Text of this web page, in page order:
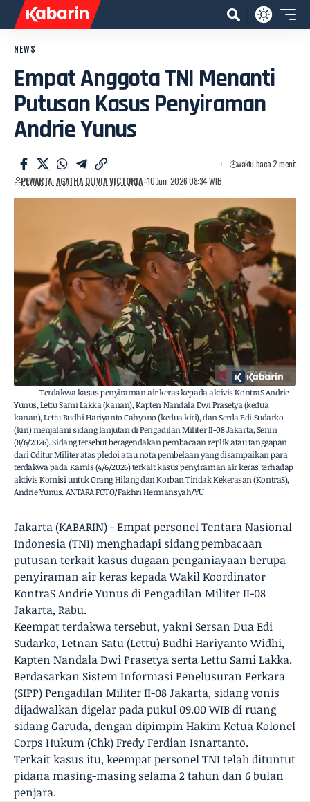
NEWS
Empat Anggota TNI Menanti
Putusan Kasus Penyiraman
Andrie Yunus
PEWARTA: AGATHA OLIVIA VICTORIA 10 Juni 2026 08:34 WIB
waktu baca 2 menit
Terdakwa kasus penyiraman air keras kepada aktivis KontraS Andrie
Yunus, Lettu Sami Lakka (kanan), Kapten Nandala Dwi Prasetya (kedua
kanan), Lettu Budhi Hariyanto Cahyono (kedua kiri), dan Serda Edi Sudarko
(kiri) menjalani sidang lanjutan di Pengadilan Militer II-08 Jakarta, Senin
(8/6/2026). Sidang tersebut beragendakan pembacaan replik atau tanggapan
dari Oditur Militer atas pledoi atau nota pembelaan yang disampaikan para
terdakwa pada Kamis (4/6/2026) terkait kasus penyiraman air keras terhadap
aktivis Komisi untuk Orang Hilang dan Korban Tindak Kekerasan (KontraS),
Andrie Yunus. ANTARA FOTO/Fakhri Hermansyah/YU
Jakarta (KABARIN) - Empat personel Tentara Nasional
Indonesia (TNI) menghadapi sidang pembacaan
putusan terkait kasus dugaan penganiayaan berupa
penyiraman air keras kepada Wakil Koordinator
KontraS Andrie Yunus di Pengadilan Militer II-08
Jakarta, Rabu.
Keempat terdakwa tersebut, yakni Sersan Dua Edi
Sudarko, Letnan Satu (Lettu) Budhi Hariyanto Widhi,
Kapten Nandala Dwi Prasetya serta Lettu Sami Lakka.
Berdasarkan Sistem Informasi Penelusuran Perkara
(SIPP) Pengadilan Militer II-08 Jakarta, sidang vonis
dijadwalkan digelar pada pukul 09.00 WIB di ruang
sidang Garuda, dengan dipimpin Hakim Ketua Kolonel
Corps Hukum (Chk) Fredy Ferdian Isnartanto.
Terkait kasus itu, keempat personel TNI telah dituntut
pidana masing-masing selama 2 tahun dan 6 bulan
penjara.